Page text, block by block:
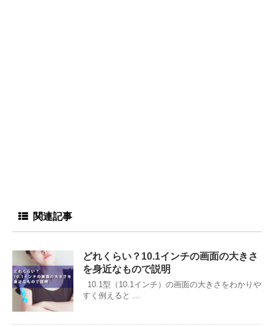
関連記事
どれくらい？10.1インチの画面の大きさ
を身近なもので説明
10.1型（10.1インチ）の画面の大きさをわかりや
すく例えると ...